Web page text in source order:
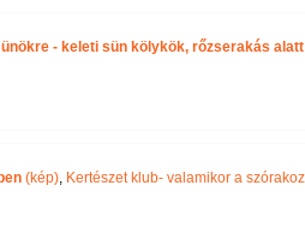
- keleti sün kölykök, rőzserakás
(kép), Kertészet klub- valamikor a